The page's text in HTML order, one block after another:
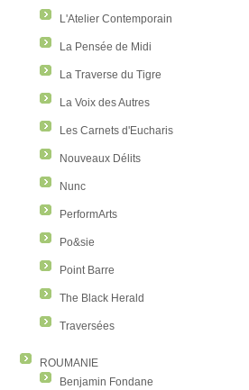
L'Atelier Contemporain
La Pensée de Midi
La Traverse du Tigre
La Voix des Autres
Les Carnets d'Eucharis
Nouveaux Délits
Nunc
PerformArts
Po&sie
Point Barre
The Black Herald
Traversées
ROUMANIE
Benjamin Fondane